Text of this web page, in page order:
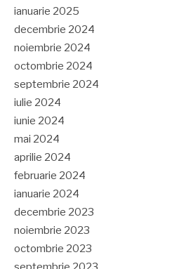
ianuarie 2025
decembrie 2024
noiembrie 2024
octombrie 2024
septembrie 2024
iulie 2024
iunie 2024
mai 2024
aprilie 2024
februarie 2024
ianuarie 2024
decembrie 2023
noiembrie 2023
octombrie 2023